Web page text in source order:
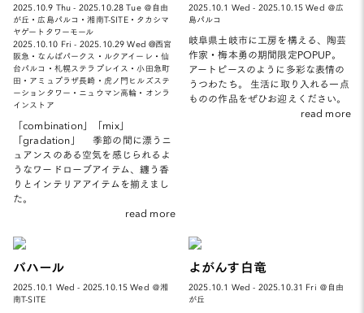
2025.10.9 Thu - 2025.10.28 Tue ＠自由
が丘・広島パルコ・湘南T-SITE・タカシマ
ヤゲートタワーモール
2025.10.10 Fri - 2025.10.29 Wed @西宮
阪急・なんばパークス・ルクアイーレ・仙
台パルコ・札幌ステラプレイス・小田急町
田・アミュプラザ長崎・虎ノ門ヒルズステ
ーションタワー・ニュウマン高輪・オンラ
インストア
「combination」「mix」
「gradation」 季節の間に漂うニ
ュアンスのある空気を感じられるよ
うなワードローブアイテム、纏う香
りとインテリアアイテムを揃えまし
た。
read more
2025.10.1 Wed - 2025.10.15 Wed ＠広
島パルコ
岐阜県土岐市に工房を構える、陶芸
作家・梅本勇の期間限定POPUP。
アートピースのように多彩な表情の
うつわたち。 生活に取り入れる一点
ものの作品をぜひお迎えください。
read more
バハール
2025.10.1 Wed - 2025.10.15 Wed ＠湘
南T-SITE
よがんす白竜
2025.10.1 Wed - 2025.10.31 Fri ＠自由
が丘